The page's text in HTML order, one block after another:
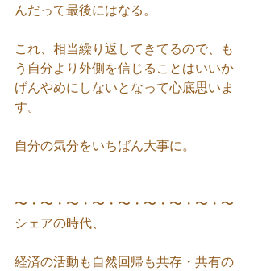
んだって最後にはなる。
これ、相当繰り返してきてるので、も
う自分より外側を信じることはいいか
げんやめにしないとなって心底思いま
す。
自分の気分をいちばん大事に。
〜・〜・〜・〜・〜・〜・〜・〜・〜
シェアの時代、
経済の活動も自然回帰も共存・共有の